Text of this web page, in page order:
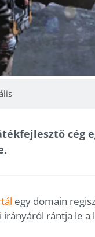
cég
egy domain
irányáról rántja le a